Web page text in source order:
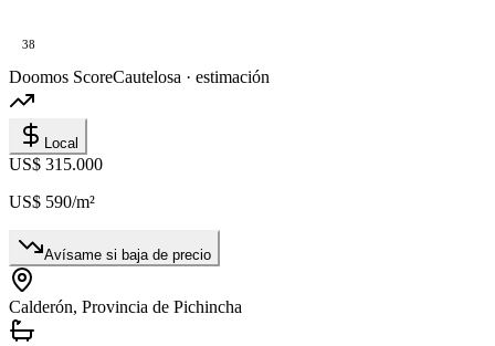
38
Doomos ScoreCautelosa · estimación
Local
US$ 315.000
US$ 590/m²
Avísame si baja de precio
Calderón, Provincia de Pichincha